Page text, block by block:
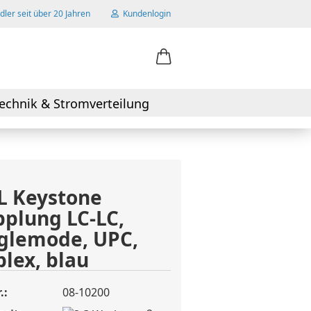
seit über 20 Jahren Kundenlogin
erstellen
vergessen?
& Stromverteilung
Keystone
LC-LC,
UPC,
blau
08-10200